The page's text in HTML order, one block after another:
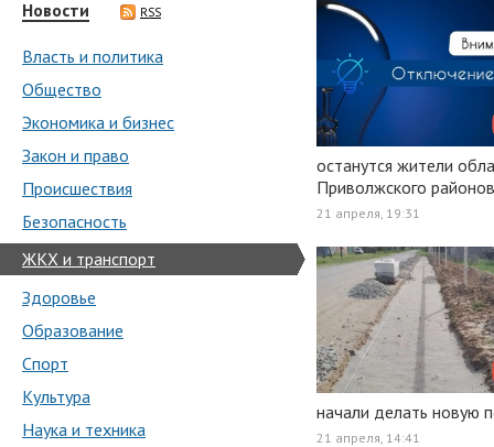
Новости RSS
Власть и политика
Общество
Экономика и бизнес
Закон и право
Происшествия
Безопасность
ЖКХ и транспорт
Здоровье
Образование
Спорт
Культура
Наука и техника
останутся жители
Приволжского
21 апреля, 19:31
начали делать новую
21 апреля, 14:41